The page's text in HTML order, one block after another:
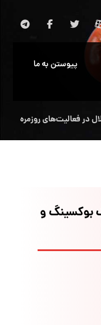
پیوستن به ما
در فعالیت‌های روزمره
بوکسینگ و